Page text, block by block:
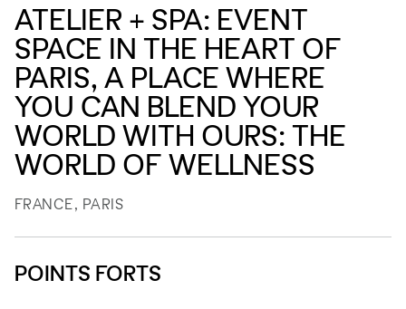
ATELIER + SPA: EVENT
SPACE IN THE HEART OF
PARIS, A PLACE WHERE
YOU CAN BLEND YOUR
WORLD WITH OURS: THE
WORLD OF WELLNESS
FRANCE, PARIS
POINTS FORTS